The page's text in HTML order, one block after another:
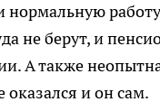
не берут, и
А также
оказался и он сам.